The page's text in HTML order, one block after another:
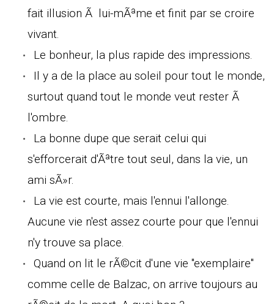
fait illusion Ã lui-mÃªme et finit par se croire
vivant.
Le bonheur, la plus rapide des impressions.
Il y a de la place au soleil pour tout le monde,
surtout quand tout le monde veut rester Ã
l'ombre.
La bonne dupe que serait celui qui
s'efforcerait d'Ãªtre tout seul, dans la vie, un
ami sÃ»r.
La vie est courte, mais l'ennui l'allonge.
Aucune vie n'est assez courte pour que l'ennui
n'y trouve sa place.
Quand on lit le rÃ©cit d'une vie "exemplaire"
comme celle de Balzac, on arrive toujours au